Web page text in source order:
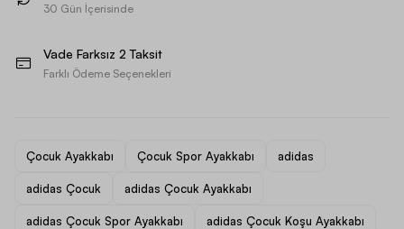
30 Gün İçerisinde
Vade Farksız 2 Taksit
Farklı Ödeme Seçenekleri
Çocuk Ayakkabı Çocuk Spor Ayakkabı adidas
adidas Çocuk adidas Çocuk Ayakkabı
adidas Çocuk Spor Ayakkabı adidas Çocuk Koşu Ayakkabı